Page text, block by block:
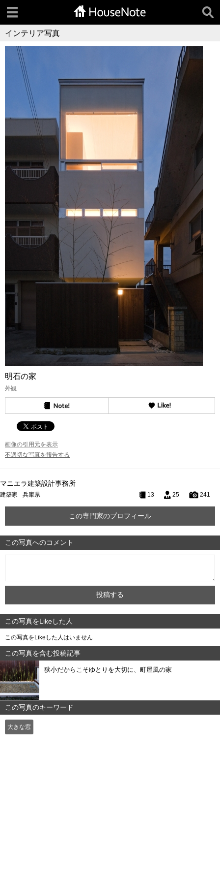
インテリア写真
明石の家
外観
画像の引用元を表示
不適切な写真を報告する
マニエラ建築設計事務所
建築家 兵庫県 13 25 241
この専門家のプロフィール
この写真へのコメント
この写真をLikeした人
この写真をLikeした人はいません
この写真を含む投稿記事
狭小だからこそゆとりを大切に、町屋風の家
この写真のキーワード
大きな窓